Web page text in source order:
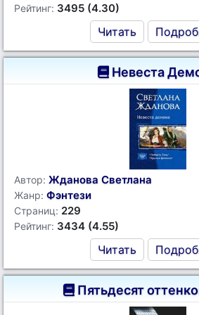
Рейтинг: 3495 (4.30)
Читать
Невеста
Автор: Жданова Светлана
Жанр: Фэнтези
Страниц: 229
Рейтинг: 3434 (4.55)
Читать
Пятьдесят